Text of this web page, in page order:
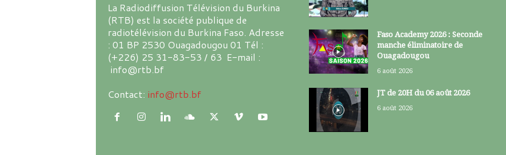
La Radiodiffusion Télévision du Burkina
(RTB) est la société publique de
radiotélévision du Burkina Faso. Adresse
: 01 BP 2530 Ouagadougou 01 Tél :
(+226) 25 31-83-53 / 63 E-mail :
info@rtb.bf
Contact: info@rtb.bf
Faso Academy 2026 : Seconde
manche éliminatoire de
Ouagadougou
6 août 2026
JT de 20H du 06 août 2026
6 août 2026